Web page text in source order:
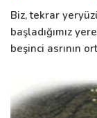
Biz, tekrar
başladığımız
beşinci asrının